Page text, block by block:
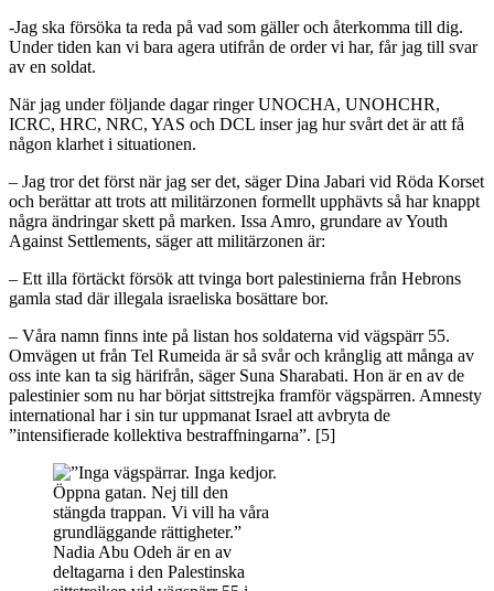
-Jag ska försöka ta reda på vad som gäller och återkomma till dig.
Under tiden kan vi bara agera utifrån de order vi har, får jag till svar
av en soldat.
När jag under följande dagar ringer UNOCHA, UNOHCHR,
ICRC, HRC, NRC, YAS och DCL inser jag hur svårt det är att få
någon klarhet i situationen.
– Jag tror det först när jag ser det, säger Dina Jabari vid Röda Korset
och berättar att trots att militärzonen formellt upphävts så har knappt
några ändringar skett på marken. Issa Amro, grundare av Youth
Against Settlements, säger att militärzonen är:
– Ett illa förtäckt försök att tvinga bort palestinierna från Hebrons
gamla stad där illegala israeliska bosättare bor.
– Våra namn finns inte på listan hos soldaterna vid vägspärr 55.
Omvägen ut från Tel Rumeida är så svår och krånglig att många av
oss inte kan ta sig härifrån, säger Suna Sharabati. Hon är en av de
palestinier som nu har börjat sittstrejka framför vägspärren. Amnesty
international har i sin tur uppmanat Israel att avbryta de
”intensifierade kollektiva bestraffningarna”. [5]